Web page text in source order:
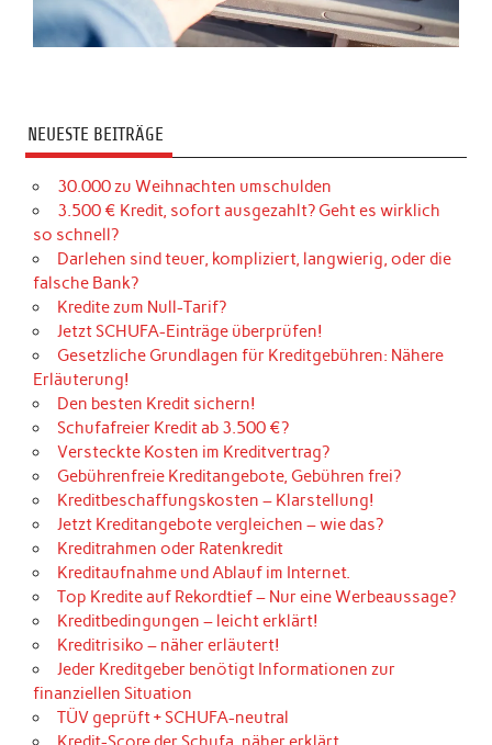
NEUESTE BEITRÄGE
30.000 zu Weihnachten umschulden
3.500 € Kredit, sofort ausgezahlt? Geht es wirklich
so schnell?
Darlehen sind teuer, kompliziert, langwierig, oder die
falsche Bank?
Kredite zum Null-Tarif?
Jetzt SCHUFA-Einträge überprüfen!
Gesetzliche Grundlagen für Kreditgebühren: Nähere
Erläuterung!
Den besten Kredit sichern!
Schufafreier Kredit ab 3.500 €?
Versteckte Kosten im Kreditvertrag?
Gebührenfreie Kreditangebote, Gebühren frei?
Kreditbeschaffungskosten – Klarstellung!
Jetzt Kreditangebote vergleichen – wie das?
Kreditrahmen oder Ratenkredit
Kreditaufnahme und Ablauf im Internet.
Top Kredite auf Rekordtief – Nur eine Werbeaussage?
Kreditbedingungen – leicht erklärt!
Kreditrisiko – näher erläutert!
Jeder Kreditgeber benötigt Informationen zur
finanziellen Situation
TÜV geprüft + SCHUFA-neutral